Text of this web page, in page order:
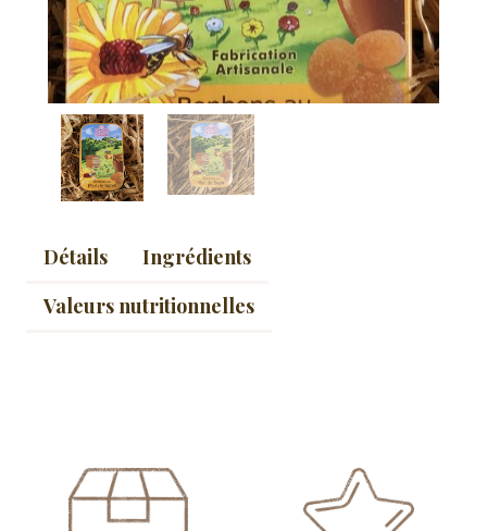
Détails
Ingrédients
Valeurs nutritionnelles